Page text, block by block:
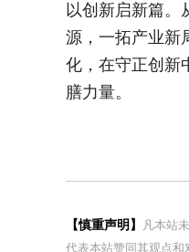
以创新启新篇。
源，一拓产业新
化，在守正创新
膳力量。
【慎重声明】
凡本站
代表本站赞同其观点